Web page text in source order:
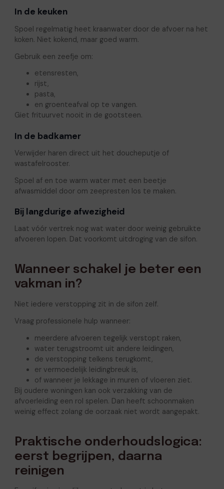
In de keuken
Spoel regelmatig heet kraanwater door de afvoer na het
koken. Niet kokend, maar goed warm.
Gebruik een zeefje om:
etensresten,
rijst,
pasta,
en groenteafval op te vangen.
Giet frituurvet nooit in de gootsteen.
In de badkamer
Verwijder haren direct uit het doucheputje of
wastafelrooster.
Spoel af en toe warm water met een beetje
afwasmiddel door om zeepresten los te maken.
Bij langdurige afwezigheid
Laat vóór vertrek nog wat water door weinig gebruikte
afvoeren lopen. Dat voorkomt uitdroging van de sifon.
Wanneer schakel je beter een
vakman in?
Niet iedere verstopping zit in de sifon zelf.
Vraag professionele hulp wanneer:
meerdere afvoeren tegelijk verstopt raken,
water terugstroomt uit andere leidingen,
de verstopping telkens terugkomt,
er vermoedelijk leidingbreuk is,
of wanneer je lekkage in muren of vloeren ziet.
Bij oudere woningen kan ook verzakking van de
afvoerleiding een rol spelen. Dan heeft schoonmaken
weinig effect zolang de oorzaak niet wordt aangepakt.
Praktische onderhoudslogica:
eerst begrijpen, daarna
reinigen